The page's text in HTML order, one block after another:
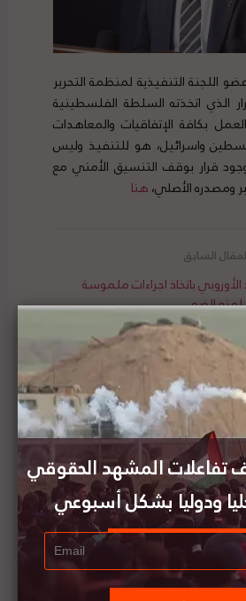
اللجنة التنفيذية لمنظمة التحرير
الذي اتخذته السلطة الفلسطينية
بكافة الإتفاقيات والمعاهدات
واسرائيل، هو للتنفيذ وليس
قرار بوقف التنسيق الأمني مع
ومصدره الأصلي،هنا
باتخاذ اجراءات ملموسة
لمنع الضم
بين إسرائيل والسلطة
تفاعلات المشهد الحقوقي
ودوليا بشكل أسبوعي